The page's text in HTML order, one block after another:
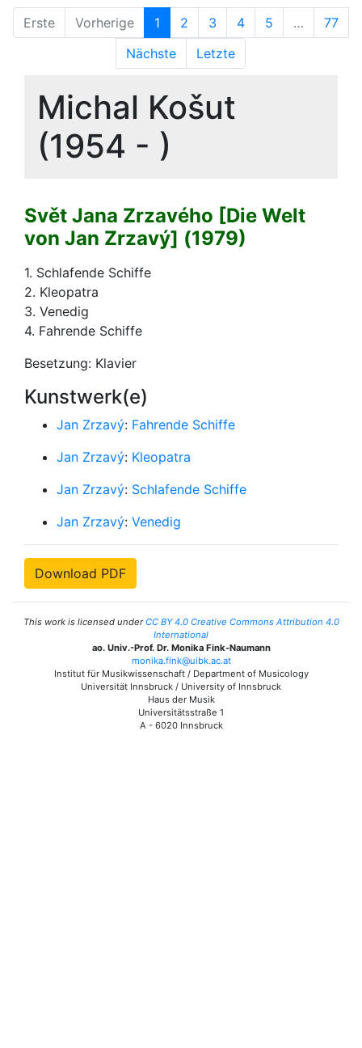
Erste
Vorherige 1 2 3 4 5 …
77
Nächste
Letzte
Michal Košut
(1954 - )
Svět Jana Zrzavého [Die Welt
von Jan Zrzavý] (1979)
1. Schlafende Schiffe
2. Kleopatra
3. Venedig
4. Fahrende Schiffe
Besetzung: Klavier
Kunstwerk(e)
Jan Zrzavý: Fahrende Schiffe
Jan Zrzavý: Kleopatra
Jan Zrzavý: Schlafende Schiffe
Jan Zrzavý: Venedig
Download PDF
This work is licensed underCC BY 4.0 Creative Commons Attribution 4.0
International
ao. Univ.-Prof. Dr. Monika Fink-Naumann
monika.fink@uibk.ac.at
Institut für Musikwissenschaft / Department of Musicology
Universität Innsbruck / University of Innsbruck
Haus der Musik
Universitätsstraße 1
A - 6020 Innsbruck